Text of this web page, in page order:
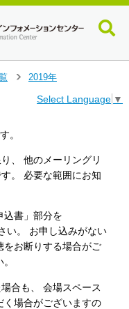
2019年
Select Language ▼
。
、 他のメーリングリ
。 必要な範囲にお知
込書」部分を
い。 お申し込みがない
をお断りする場合がご
合も、 会場スペース
く場合がございますの